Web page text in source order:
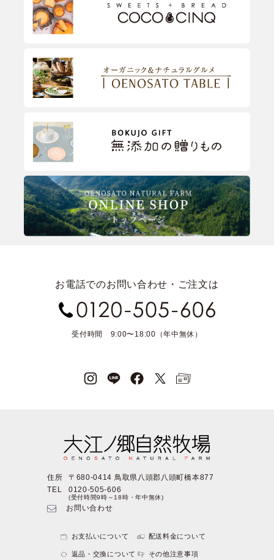
お電話でのお問い合わせ・ご注文は
受付時間 9:00〜18:00（年中無休）
住所
〒680-0414 鳥取県八頭郡八頭町橋本877
TEL
0120-505-606
(受付時間9時～18時・年中無休)
お問い合わせ
お支払いについて 配送料金について
返品・交換について その他注意事項